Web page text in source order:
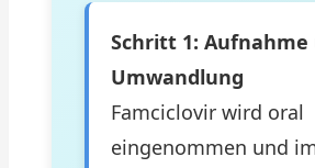
Schritt 1: Aufnahme
Umwandlung
Famciclovir wird oral
eingenommen und